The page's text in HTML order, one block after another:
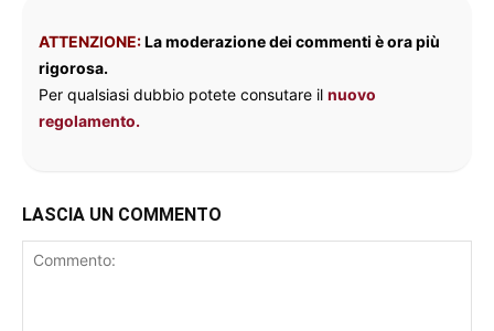
ATTENZIONE:La moderazione dei commenti è ora più
rigorosa.
Per qualsiasi dubbio potete consutare il nuovo
regolamento.
LASCIA UN COMMENTO